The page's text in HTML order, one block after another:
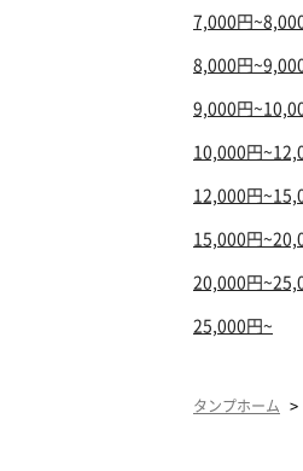
7,000円
8,000円
9,000円
10,000円
12,000円
15,000円
20,000円
25,000円~
タンプホーム >